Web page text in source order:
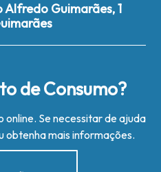
Alfredo Guimarães, 1
de Consumo?
Se necessitar de ajuda
mais informações.